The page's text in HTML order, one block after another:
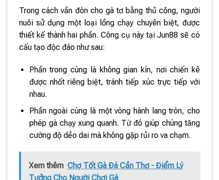
Trong cách vần đòn cho gà tơ bằng thủ công, người
nuôi sử dụng một loại lồng chạy chuyên biệt, được
thiết kế thành hai phần. Công cụ này tại Jun88 sẽ có
cấu tạo độc đáo như sau:
Phần trong cùng là không gian kín, nơi chiến kê
được nhốt riêng biệt, tránh tiếp xúc trực tiếp với
nhau.
Phần ngoài cùng là một vòng hành lang tròn, cho
phép gà chạy xung quanh. Từ đó giúp chúng tăng
cường độ dẻo dai mà không gặp rủi ro va chạm.
Xem thêm Chợ Tốt Gà Đá Cần Thơ - Điểm Lý
Tưởng Cho Người Chơi Gà